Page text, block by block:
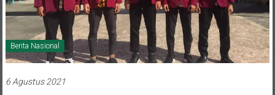
Berita Nasional
6 Agustus 2021